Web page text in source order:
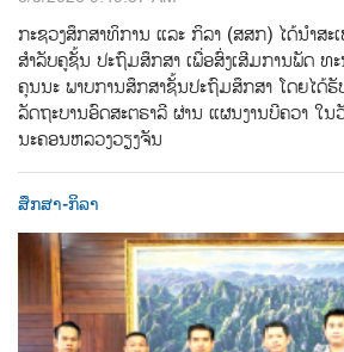
ກະຊວງສຶກສາທິການ ແລະ ກິລາ (ສສກ) ໄດ້ນຳສະ
ສຳລັບຄູຊັ້ນ ປະຖົມສຶກສາ ເພື່ອສົ່ງເສີມການພັດ ທ
ຄຸນນະ ພາບການສຶກສາຊັ້ນປະຖົມສຶກສາ ໂດຍໄ
ລັດຖະບານອົດສະຕຣາລີ ຜ່ານ ແຜນງານບີຄວາ ໃ
ນະຄອນຫລວງວຽງຈັນ
ສຶກສາ-ກິລາ